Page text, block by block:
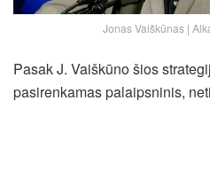
Jonas Vaiškūnas |
Pasak J. Vaiškūno šios
pasirenkamas palaipsninis,